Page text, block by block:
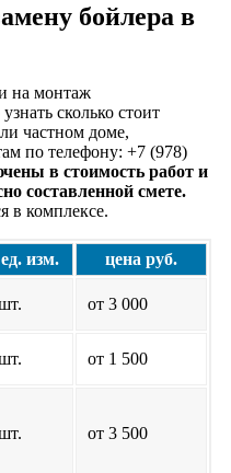
бойлера в
на монтаж
сколько стоит
частном доме,
по телефону: +7 (978)
в стоимость работ и
составленной смете.
в комплексе.
ед. изм.
цена руб.
от 3 000
от 1 500
от 3 500